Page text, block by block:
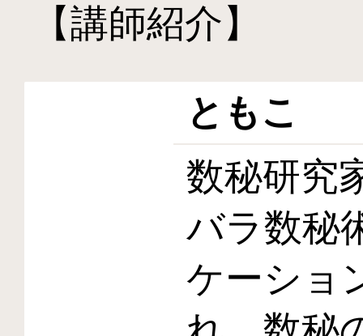
【講師紹介】
ともこ
数秘研究
バラ数秘
ケーショ